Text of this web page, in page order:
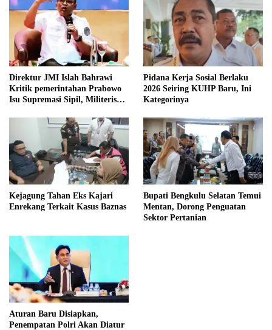
Direktur JMI Islah Bahrawi
Kritik pemerintahan Prabowo
Isu Supremasi Sipil, Militerisasi,
Pidana Kerja Sosial Berlaku
2026 Seiring KUHP Baru, Ini
Kategorinya
Kejagung Tahan Eks Kajari
Enrekang Terkait Kasus Baznas
Bupati Bengkulu Selatan Temui
Mentan, Dorong Penguatan
Sektor Pertanian
Aturan Baru Disiapkan,
Penempatan Polri Akan Diatur